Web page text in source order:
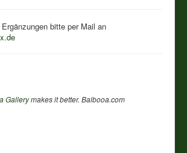
Impressum
bitte per Mail an
Gallerymakes it better. Balbooa.com